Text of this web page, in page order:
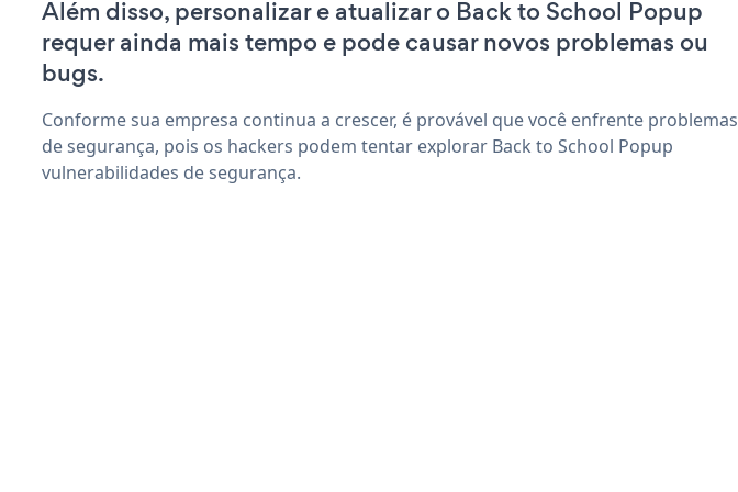
Além disso, personalizar e atualizar o Back to School Popup
requer ainda mais tempo e pode causar novos problemas ou
bugs.
Conforme sua empresa continua a crescer, é provável que você enfrente problemas
de segurança, pois os hackers podem tentar explorar Back to School Popup
vulnerabilidades de segurança.